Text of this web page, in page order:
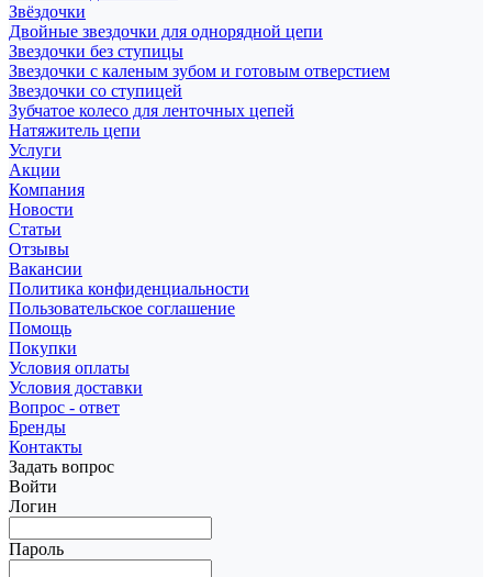
Звёздочки
Двойные звездочки для однорядной цепи
Звездочки без ступицы
Звездочки с каленым зубом и готовым отверстием
Звездочки со ступицей
Зубчатое колесо для ленточных цепей
Натяжитель цепи
Услуги
Акции
Компания
Новости
Статьи
Отзывы
Вакансии
Политика конфиденциальности
Пользовательское соглашение
Помощь
Покупки
Условия оплаты
Условия доставки
Вопрос - ответ
Бренды
Контакты
Задать вопрос
Войти
Логин
Пароль